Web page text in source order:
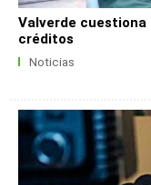
Valverde cuestiona
créditos
Noticias